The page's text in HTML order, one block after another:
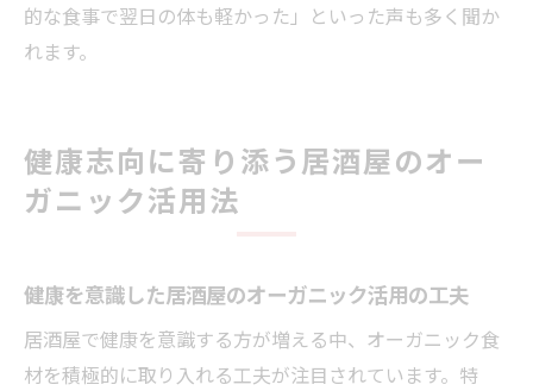
的な食事で翌日の体も軽かった」といった声も多く聞か
れます。
健康志向に寄り添う居酒屋のオー
ガニック活用法
健康を意識した居酒屋のオーガニック活用の工夫
居酒屋で健康を意識する方が増える中、オーガニック食
材を積極的に取り入れる工夫が注目されています。特